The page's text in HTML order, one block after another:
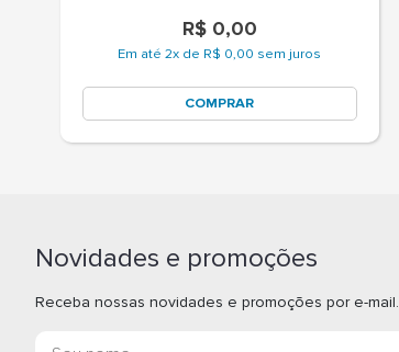
R$ 0,00
Em até 2x de R$ 0,00 sem juros
COMPRAR
Novidades e promoções
Receba nossas novidades e promoções por e-mail.